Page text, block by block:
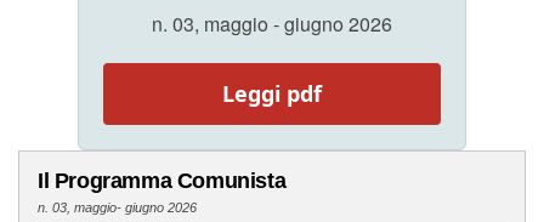
n. 03, maggio - giugno 2026
Leggi pdf
Il Programma Comunista
n. 03, maggio- giugno 2026